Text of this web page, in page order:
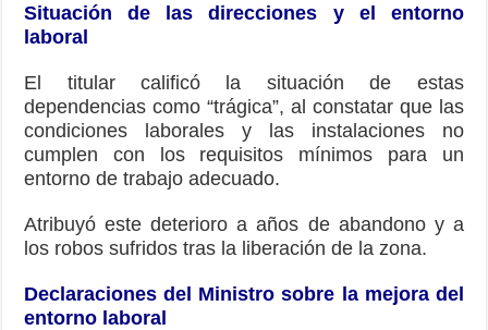
Situación de las direcciones y el entorno
laboral
El titular calificó la situación de estas
dependencias como “trágica”, al constatar que las
condiciones laborales y las instalaciones no
cumplen con los requisitos mínimos para un
entorno de trabajo adecuado.
Atribuyó este deterioro a años de abandono y a
los robos sufridos tras la liberación de la zona.
Declaraciones del Ministro sobre la mejora del
entorno laboral